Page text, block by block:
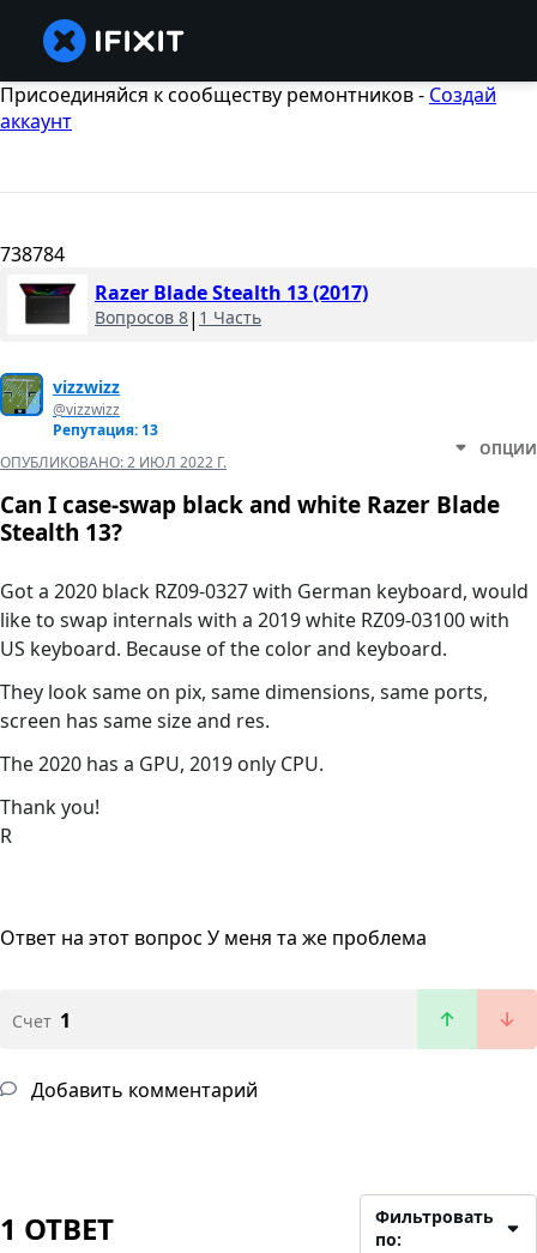
Присоединяйся к сообществу ремонтников - Создай
аккаунт
738784
Razer Blade Stealth 13 (2017)
Вопросов 8| 1 Часть
vizzwizz
@vizzwizz
Репутация: 13
ОПУБЛИКОВАНО:2 ИЮЛ 2022 Г.
ОПЦИИ
Can I case-swap black and white Razer Blade
Stealth 13?
Got a 2020 black RZ09-0327 with German keyboard, would
like to swap internals with a 2019 white RZ09-03100 with
US keyboard. Because of the color and keyboard.
They look same on pix, same dimensions, same ports,
screen has same size and res.
The 2020 has a GPU, 2019 only CPU.
Thank you!
R
Ответ на этот вопрос У меня та же проблема
Счет 1
Добавить комментарий
1 ОТВЕТ
Фильтровать
по: